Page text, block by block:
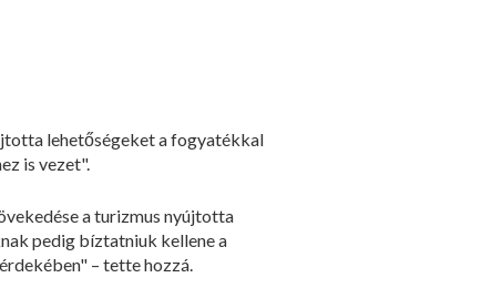
lehetőségeket a fogyatékkal
is vezet".
a turizmus nyújtotta
pedig bíztatniuk kellene a
– tette hozzá.